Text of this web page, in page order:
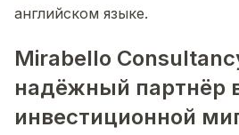
английском языке.
Mirabello
надёжный партнёр
инвестиционной